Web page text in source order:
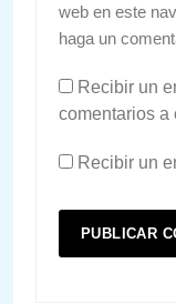
web en este
haga un
Recibir un
comentarios a
Recibir un